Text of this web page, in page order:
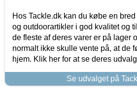
Hos Tackle.dk kan du købe en
og outdoorartikler i god kvalitet og
de fleste af deres varer er på lager
normalt ikke skulle vente på, at de
hjem. Klik her for at se deres
Se udvalget på